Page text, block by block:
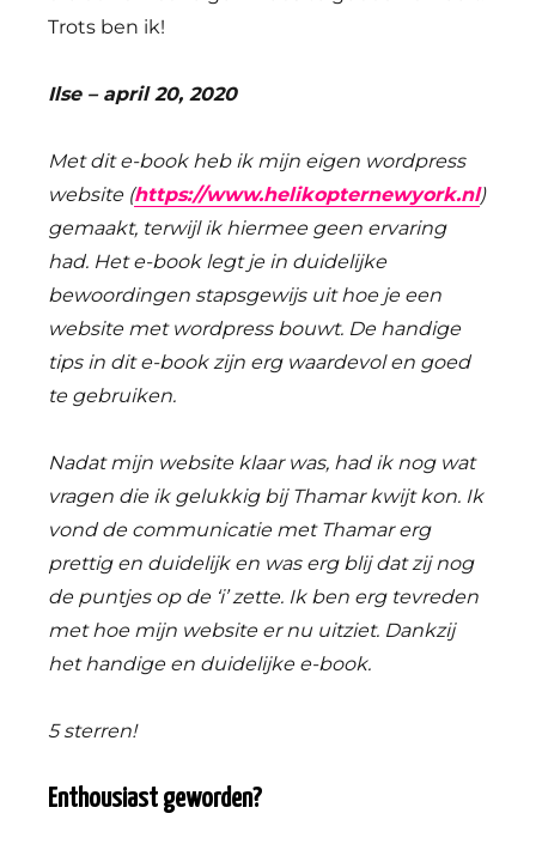
Trots ben ik!
Ilse – april 20, 2020
Met dit e-book heb ik mijn eigen wordpress
website (https://www.helikopternewyork.nl)
gemaakt, terwijl ik hiermee geen ervaring
had. Het e-book legt je in duidelijke
bewoordingen stapsgewijs uit hoe je een
website met wordpress bouwt. De handige
tips in dit e-book zijn erg waardevol en goed
te gebruiken.
Nadat mijn website klaar was, had ik nog wat
vragen die ik gelukkig bij Thamar kwijt kon. Ik
vond de communicatie met Thamar erg
prettig en duidelijk en was erg blij dat zij nog
de puntjes op de ‘i’ zette. Ik ben erg tevreden
met hoe mijn website er nu uitziet. Dankzij
het handige en duidelijke e-book.
5 sterren!
Enthousiast geworden?